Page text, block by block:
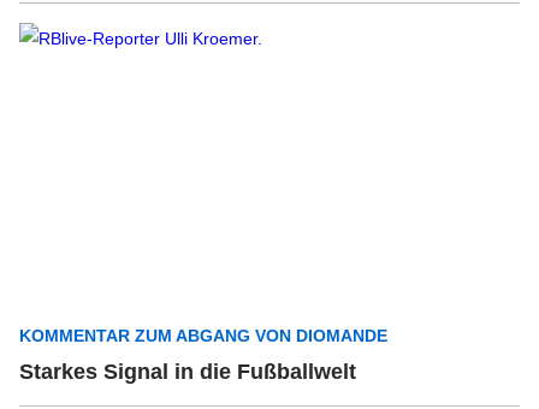
KOMMENTAR ZUM ABGANG VON DIOMANDE
Starkes Signal in die Fußballwelt